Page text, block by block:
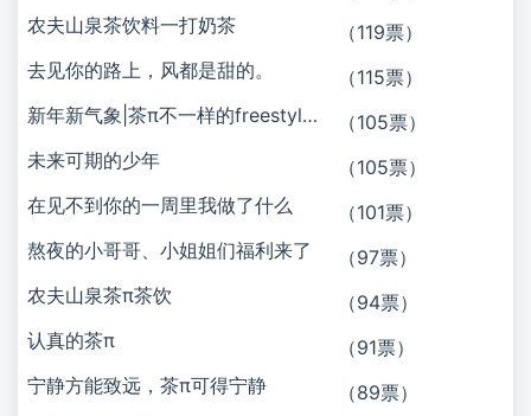
农夫山泉茶饮料一打奶茶
（119票）
去见你的路上，风都是甜的。
（115票）
新年新气象|茶π不一样的freestyle！！！
（105票）
未来可期的少年
（105票）
在见不到你的一周里我做了什么
（101票）
熬夜的小哥哥、小姐姐们福利来了
（97票）
农夫山泉茶π茶饮
（94票）
认真的茶π
（91票）
宁静方能致远，茶π可得宁静
（89票）